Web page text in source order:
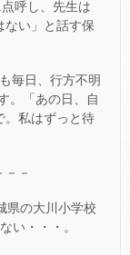
呼し、先生は
ない」と話す保
毎日、行方不明
。「あの日、自
。私はずっと待
－
県の大川小学校
い・・・。